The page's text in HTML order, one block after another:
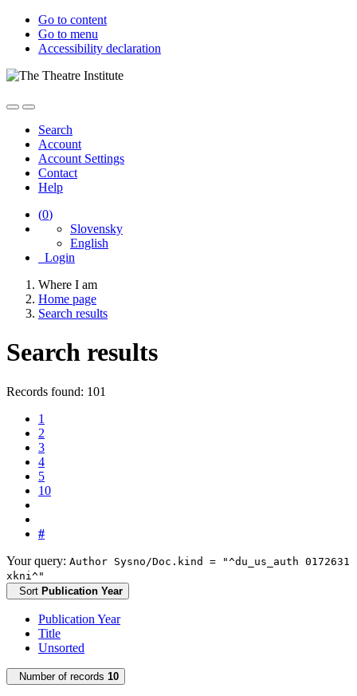
Go to content
Go to menu
Accessibility declaration
Search
Account
Account Settings
Contact
Help
(0)
Slovensky
English
Login
Where I am
Home page
Search results
Search results
Records found: 101
1
2
3
4
5
10
#
Your query: Author Sysno/Doc.kind = "^du_us_auth 0172631
xkni^"
Sort Publication Year
Publication Year
Title
Unsorted
Number of records 10